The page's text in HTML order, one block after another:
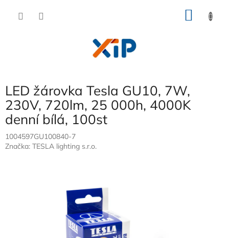
LED žárovka Tesla GU10, 7W,
230V, 720lm, 25 000h, 4000K
denní bílá, 100st
1004597GU100840-7
Značka: TESLA lighting s.r.o.